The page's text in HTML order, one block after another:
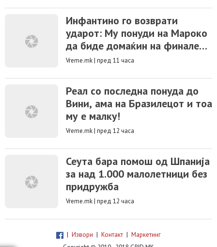
Инфантино го возврати
ударот: Му понуди на Мароко
да биде домаќин на финалето
на СП 2030!
Vreme.mk| пред 11 часа
Реал со последна понуда до
Вини, ама на Бразилецот и тоа
му е малку!
Vreme.mk| пред 12 часа
Сеута бара помош од Шпанија
за над 1.000 малолетници без
придружба
Vreme.mk| пред 12 часа
| Извори | Контакт | Маркетинг